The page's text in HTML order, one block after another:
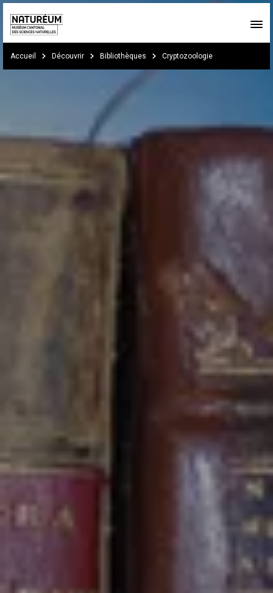
Skip to main content
Accueil Découvrir Bibliothèques Cryptozoologie